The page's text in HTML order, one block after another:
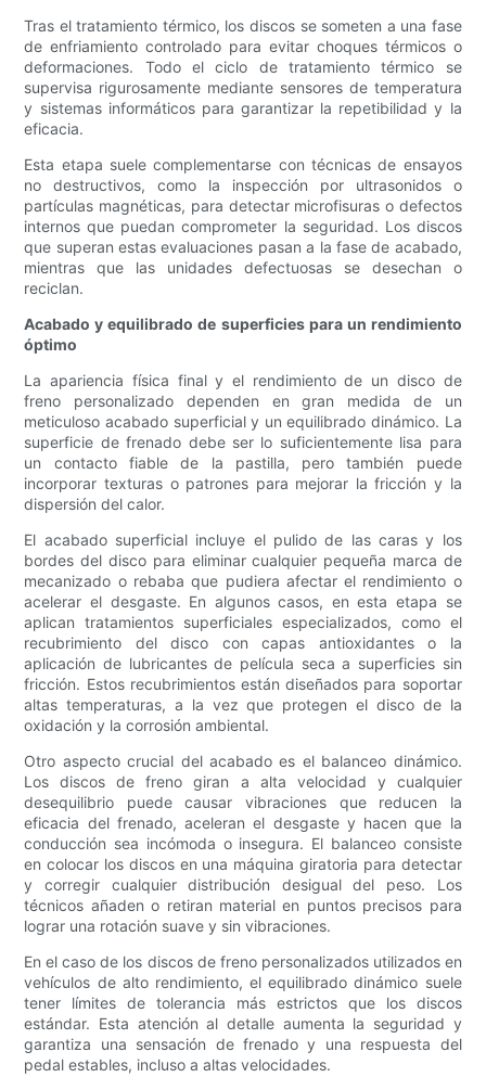
Tras el tratamiento térmico, los discos se someten a una fase
de enfriamiento controlado para evitar choques térmicos o
deformaciones. Todo el ciclo de tratamiento térmico se
supervisa rigurosamente mediante sensores de temperatura
y sistemas informáticos para garantizar la repetibilidad y la
eficacia.
Esta etapa suele complementarse con técnicas de ensayos
no destructivos, como la inspección por ultrasonidos o
partículas magnéticas, para detectar microfisuras o defectos
internos que puedan comprometer la seguridad. Los discos
que superan estas evaluaciones pasan a la fase de acabado,
mientras que las unidades defectuosas se desechan o
reciclan.
Acabado y equilibrado de superficies para un rendimiento
óptimo
La apariencia física final y el rendimiento de un disco de
freno personalizado dependen en gran medida de un
meticuloso acabado superficial y un equilibrado dinámico. La
superficie de frenado debe ser lo suficientemente lisa para
un contacto fiable de la pastilla, pero también puede
incorporar texturas o patrones para mejorar la fricción y la
dispersión del calor.
El acabado superficial incluye el pulido de las caras y los
bordes del disco para eliminar cualquier pequeña marca de
mecanizado o rebaba que pudiera afectar el rendimiento o
acelerar el desgaste. En algunos casos, en esta etapa se
aplican tratamientos superficiales especializados, como el
recubrimiento del disco con capas antioxidantes o la
aplicación de lubricantes de película seca a superficies sin
fricción. Estos recubrimientos están diseñados para soportar
altas temperaturas, a la vez que protegen el disco de la
oxidación y la corrosión ambiental.
Otro aspecto crucial del acabado es el balanceo dinámico.
Los discos de freno giran a alta velocidad y cualquier
desequilibrio puede causar vibraciones que reducen la
eficacia del frenado, aceleran el desgaste y hacen que la
conducción sea incómoda o insegura. El balanceo consiste
en colocar los discos en una máquina giratoria para detectar
y corregir cualquier distribución desigual del peso. Los
técnicos añaden o retiran material en puntos precisos para
lograr una rotación suave y sin vibraciones.
En el caso de los discos de freno personalizados utilizados en
vehículos de alto rendimiento, el equilibrado dinámico suele
tener límites de tolerancia más estrictos que los discos
estándar. Esta atención al detalle aumenta la seguridad y
garantiza una sensación de frenado y una respuesta del
pedal estables, incluso a altas velocidades.